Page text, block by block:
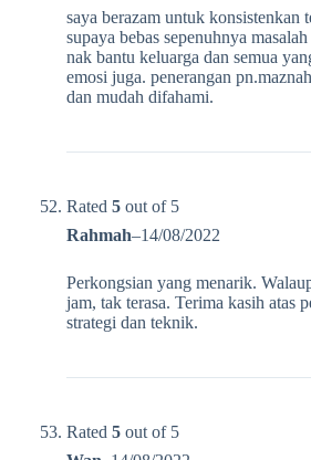
saya berazam untuk konsistenkan
supaya bebas sepenuhnya
nak bantu keluarga dan semua
emosi juga. penerangan
dan mudah difahami.
Rated 5 out of 5
Rahmah–14/08/2022
Perkongsian yang menarik.
jam, tak terasa. Terima kasih atas
strategi dan teknik.
Rated 5 out of 5